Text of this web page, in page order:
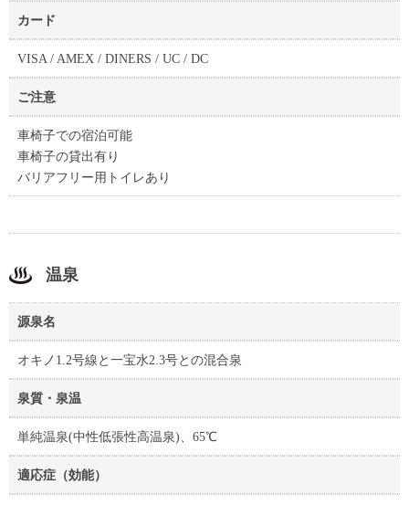
カード
VISA / AMEX / DINERS / UC / DC
ご注意
車椅子での宿泊可能
車椅子の貸出有り
バリアフリー用トイレあり
温泉
源泉名
オキノ1.2号線と一宝水2.3号との混合泉
泉質・泉温
単純温泉(中性低張性高温泉)、65℃
適応症（効能）